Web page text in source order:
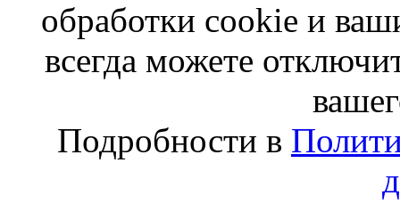
обработки cookie и
всегда можете
Подробности в